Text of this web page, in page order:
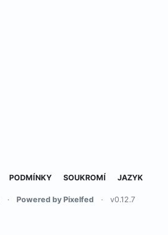
PODMÍNKY SOUKROMÍ JAZYK
· Powered by Pixelfed · v0.12.7